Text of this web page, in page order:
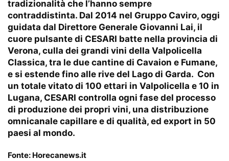
tradizionalità che l’hanno sempre
contraddistinta. Dal 2014 nel Gruppo Caviro, oggi
guidata dal Direttore Generale Giovanni Lai, il
cuore pulsante di CESARI batte nella provincia di
Verona, culla dei grandi vini della Valpolicella
Classica, tra le due cantine di Cavaion e Fumane,
e si estende fino alle rive del Lago di Garda. Con
un totale vitato di 100 ettari in Valpolicella e 10 in
Lugana, CESARI controlla ogni fase del processo
di produzione dei propri vini, una distribuzione
omnicanale capillare e di qualità, ed export in 50
paesi al mondo.
Fonte: Horecanews.it